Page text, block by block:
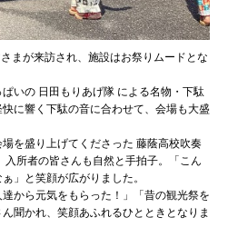
まが来訪され、施設はお祭りムードとな
いの 日田もりあげ隊 による名物・下駄
に響く下駄の音に合わせて、会場も大盛
を盛り上げてくださった 藤蔭高校吹奏
所者の皆さんも自然と手拍子。「こん
」と笑顔が広がりました。
から元気をもらった！」「昔の観光祭を
聞かれ、笑顔あふれるひとときとなりま